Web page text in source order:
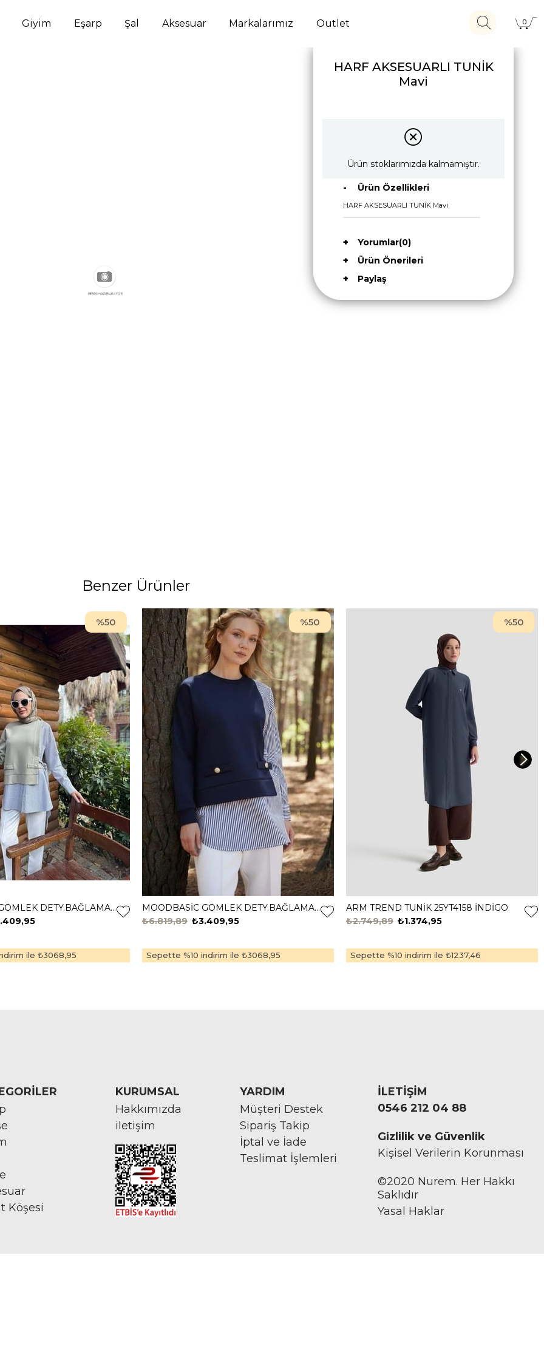
Giyim Eşarp Şal Aksesuar Markalarımız Outlet 0
HARF AKSESUARLI TUNİK
Mavi
Ürün stoklarımızda kalmamıştır.
Ürün Özellikleri
HARF AKSESUARLI TUNİK Mavi
Yorumlar(0)
Ürün Önerileri
Paylaş
Benzer Ürünler
MOODBASİC GÖMLEK DETY.BAĞLAMALI TUNİK MB21.322 ÇAĞLA
ile ₺3068,95
%50
MOODBASİC GÖMLEK DETY.BAĞLAMALI TUNİK MB21.322 Lacivert
₺3.409,95
₺6.819,89
Sepette %10 indirim ile ₺3068,95
%50
ARM TREND TUNİK 25YT4158 İNDİGO
₺1.374,95
₺2.749,89
Sepette %10 indirim ile ₺1237,46
%50
İLETİŞİM
0546 212 04 88
Gizlilik ve Güvenlik
Kişisel Verilerin Korunması
©2020 Nurem. Her Hakkı
Saklıdır
Yasal Haklar
Köşesi
KURUMSAL
Hakkımızda
iletişim
YARDIM
Müşteri Destek
Sipariş Takip
İptal ve İade
Teslimat İşlemleri